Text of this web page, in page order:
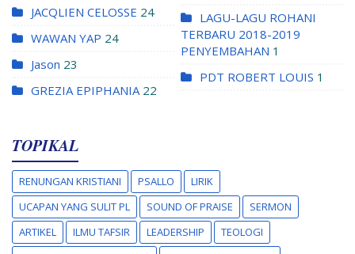
JACQLIEN CELOSSE 24
WAWAN YAP 24
Jason 23
GREZIA EPIPHANIA 22
LAGU-LAGU ROHANI
TERBARU 2018-2019
PENYEMBAHAN 1
PDT ROBERT LOUIS 1
TOPIKAL
RENUNGAN KRISTIANI PSALLO
LIRIK
UCAPAN YANG SULIT PL
SOUND OF PRAISE
SERMON
ARTIKEL
ILMU TAFSIR LEADERSHIP
TEOLOGI